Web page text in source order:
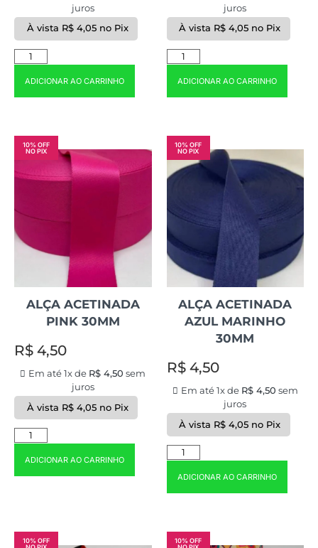
juros
À vista R$4,05 no Pix
ADICIONAR AO CARRINHO
juros
À vista R$ 4,05 no Pix
ADICIONAR AO CARRINHO
10% OFF
NO PIX
ALÇA ACETINADA
PINK 30MM
R$ 4,50
Em até 1x de R$ 4,50 sem
juros
À vista R$4,05 no Pix
ADICIONAR AO CARRINHO
10% OFF
NO PIX
ALÇA ACETINADA
AZUL MARINHO
30MM
R$4,50
Em até 1x de R$4,50 sem
juros
À vista R$ 4,05 no Pix
ADICIONAR AO CARRINHO
10% OFF
10% OFF